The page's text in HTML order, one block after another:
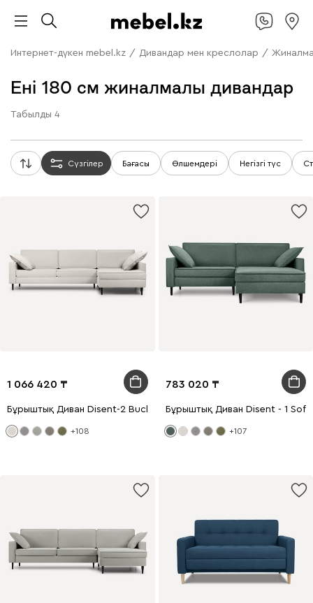
Интернет-дүкен mebel.kz / Дивандар мен креслолар /
Ені 180 см жиналмалы дивандар
Табылды 4
Сүзгілер Бағасы Өлшемдері Негізгі түс
1 066 420
Бұрыштық Диван Disent-2 Bucle White
+108
783 020
Бұрыштық Диван Disent - 1 Soft
+107